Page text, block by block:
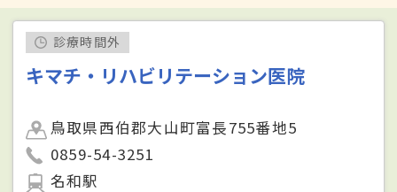
診療時間外
キマチ・リハビリテーション医院
鳥取県西伯郡大山町富長755番地5
0859-54-3251
名和駅